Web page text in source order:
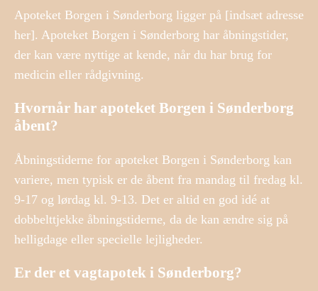
Apoteket Borgen i Sønderborg ligger på [indsæt adresse
her]. Apoteket Borgen i Sønderborg har åbningstider,
der kan være nyttige at kende, når du har brug for
medicin eller rådgivning.
Hvornår har apoteket Borgen i Sønderborg
åbent?
Åbningstiderne for apoteket Borgen i Sønderborg kan
variere, men typisk er de åbent fra mandag til fredag kl.
9-17 og lørdag kl. 9-13. Det er altid en god idé at
dobbelttjekke åbningstiderne, da de kan ændre sig på
helligdage eller specielle lejligheder.
Er der et vagtapotek i Sønderborg?